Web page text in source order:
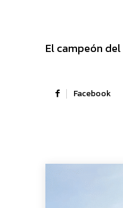
El campeón
Facebook